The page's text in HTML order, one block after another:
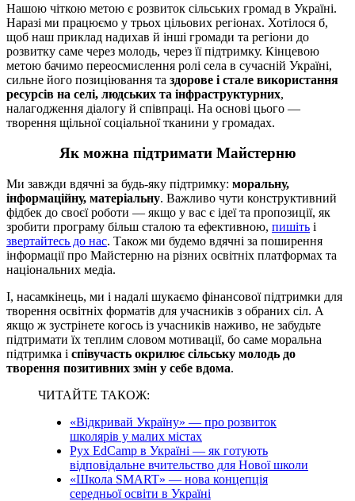
Нашою чіткою метою є розвиток сільських громад в Україні.
Наразі ми працюємо у трьох цільових регіонах. Хотілося б,
щоб наш приклад надихав й інші громади та регіони до
розвитку саме через молодь, через її підтримку. Кінцевою
метою бачимо переосмислення ролі села в сучасній Україні,
сильне його позиціювання та здорове і стале використання
ресурсів на селі, людських та інфраструктурних,
налагодження діалогу й співпраці. На основі цього —
творення щільної соціальної тканини у громадах.
Як можна підтримати Майстерню
Ми завжди вдячні за будь-яку підтримку: моральну,
інформаційну, матеріальну. Важливо чути конструктивний
фідбек до своєї роботи — якщо у вас є ідеї та пропозиції, як
зробити програму більш сталою та ефективною, пишіть і
звертайтесь до нас. Також ми будемо вдячні за поширення
інформації про Майстерню на різних освітніх платформах та
національних медіа.
І, насамкінець, ми і надалі шукаємо фінансової підтримки для
творення освітніх форматів для учасників з обраних сіл. А
якщо ж зустрінете когось із учасників наживо, не забудьте
підтримати їх теплим словом мотивації, бо саме моральна
підтримка і співучасть окрилює сільську молодь до
творення позитивних змін у себе вдома.
ЧИТАЙТЕ ТАКОЖ:
«Відкривай Україну» — про розвиток
школярів у малих містах
Рух EdCamp в Україні — як готують
відповідальне вчительство для Нової школи
«Школа SMART» — нова концепція
середньої освіти в Україні